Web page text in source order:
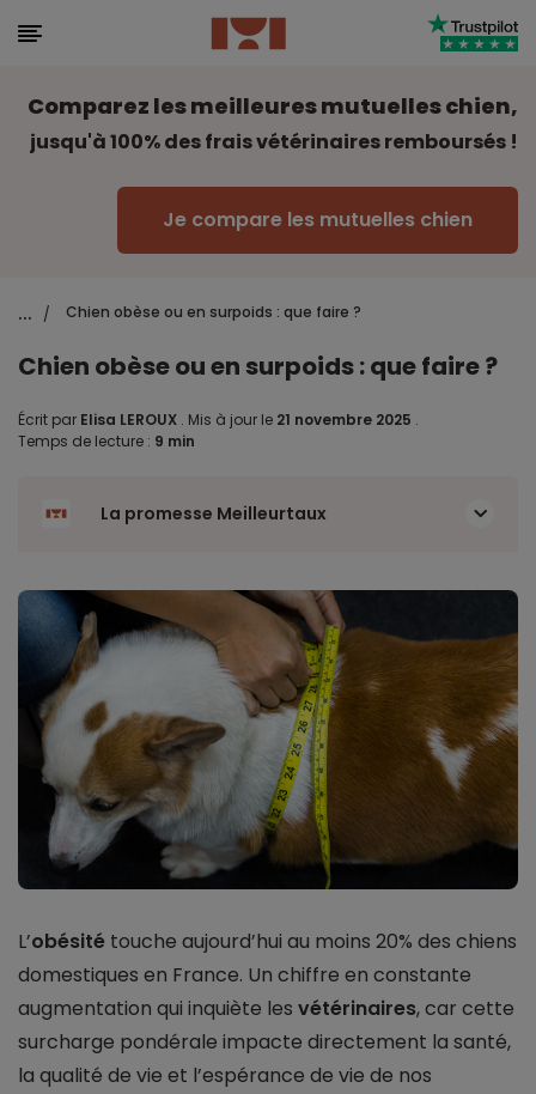
Comparez les meilleures mutuelles chien,
jusqu'à 100% des frais vétérinaires remboursés !
Je compare les mutuelles chien
... / Chien obèse ou en surpoids : que faire ?
Chien obèse ou en surpoids : que faire ?
Écrit par Elisa LEROUX . Mis à jour le 21 novembre 2025 .
Temps de lecture : 9 min
La promesse Meilleurtaux
L’obésité touche aujourd’hui au moins 20% des chiens
domestiques en France. Un chiffre en constante
augmentation qui inquiète les vétérinaires, car cette
surcharge pondérale impacte directement la santé,
la qualité de vie et l’espérance de vie de nos